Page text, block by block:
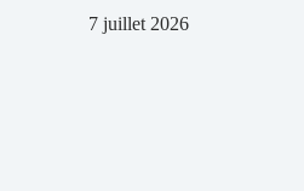
7 juillet 2026